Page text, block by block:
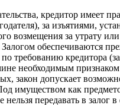
кредитор имеет
за изъятиями,
возмещения за утрату
обеспечиваются
требованию кредитора
необходимым признаком
закон допускает
как
передавать в залог